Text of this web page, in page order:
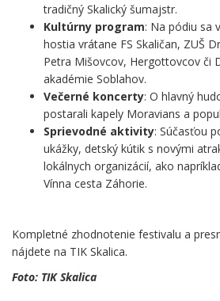
tradičný Skalický šumajstr.
Kultúrny program: Na pódiu sa
hostia vrátane FS Skaličan, ZUŠ
Petra Mišovcov, Hergottovcov či
akadémie Soblahov.
Večerné koncerty: O hlavný
postarali kapely Moravians a
Sprievodné aktivity: Súčasťou
ukážky, detský kútik s novými
lokálnych organizácií, ako
Vínna cesta Záhorie.
Kompletné zhodnotenie festivalu a
nájdete na TIK Skalica.
Foto: TIK Skalica